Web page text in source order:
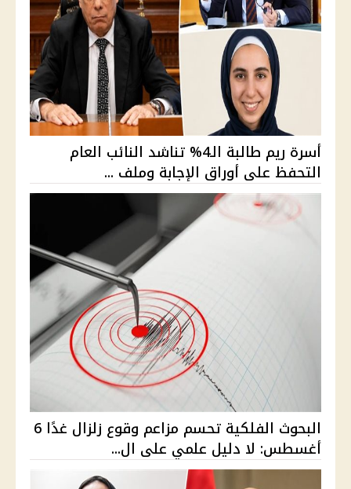
أسرة ريم طالبة الـ4% تناشد النائب العام
التحفظ على أوراق الإجابة وملف ...
البحوث الفلكية تحسم مزاعم وقوع زلزال غدًا 6
أغسطس: لا دليل علمي على ال...